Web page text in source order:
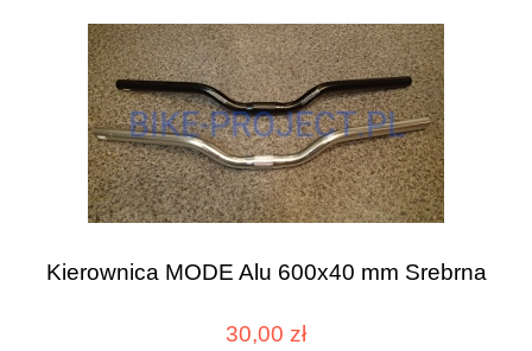
Kierownica MODE Alu 600x40 mm Srebrna
30,00 zł